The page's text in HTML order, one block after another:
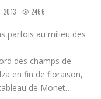
2013 2466
parfois au milieu des
des champs de
en fin de floraison,
de Monet…